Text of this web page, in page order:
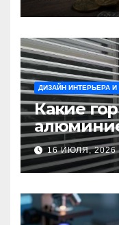
ДИЗАЙН ИНТЕРЬЕРА И
Какие
выбрать
16 ИЮЛЯ, 2026